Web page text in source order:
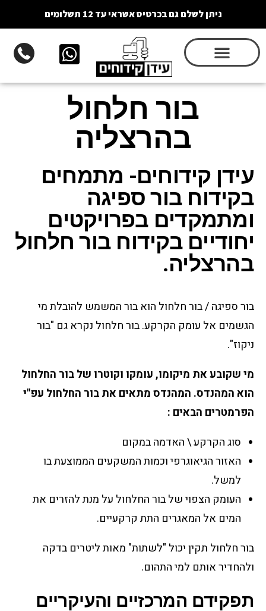
ניתן לשלם גם בכרטיס אשראי עד 12 תשלומים
בור חלחול
בהרצליה
עידן קידוחים- מתמחים
בקידוח בור ספיגה
ומתמקדים בפרויקטים
יחודיים בקידוח בור חלחול
בהרצליה.
בור ספיגה / בור חלחול הוא בור המשמש להובלת מי
הגשמים אל עומק הקרקע. בור חלחול נקרא גם "בור
ניקוז".
מי שקובע את מיקומו, עומקו וקוטרו של בור החלחול
הוא המהנדס. המהנדס מתאים את בור החלחול עפ"י
הפרמטרים הבאים :
סוג הקרקע \ האדמה במקום
האזור הגיאוגרפי וכמות המשקעים הממוצעת בו
למשל.
העומק הצפוי של בור החלחול על מנת להזרים את
המים אל המאגרים התת קרקעיים.
בור חלחול תקין יכול "לשתות" מאות ליטרים בדקה
ולהחדיר אותם למי התהום.
תפקידם המרכזיים והעיקריים